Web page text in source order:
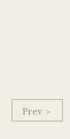
Prev ＞